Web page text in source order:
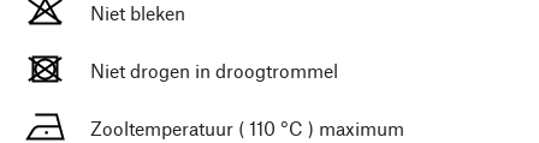
Niet bleken
Niet drogen in droogtrommel
Zooltemperatuur ( 110 °C ) maximum